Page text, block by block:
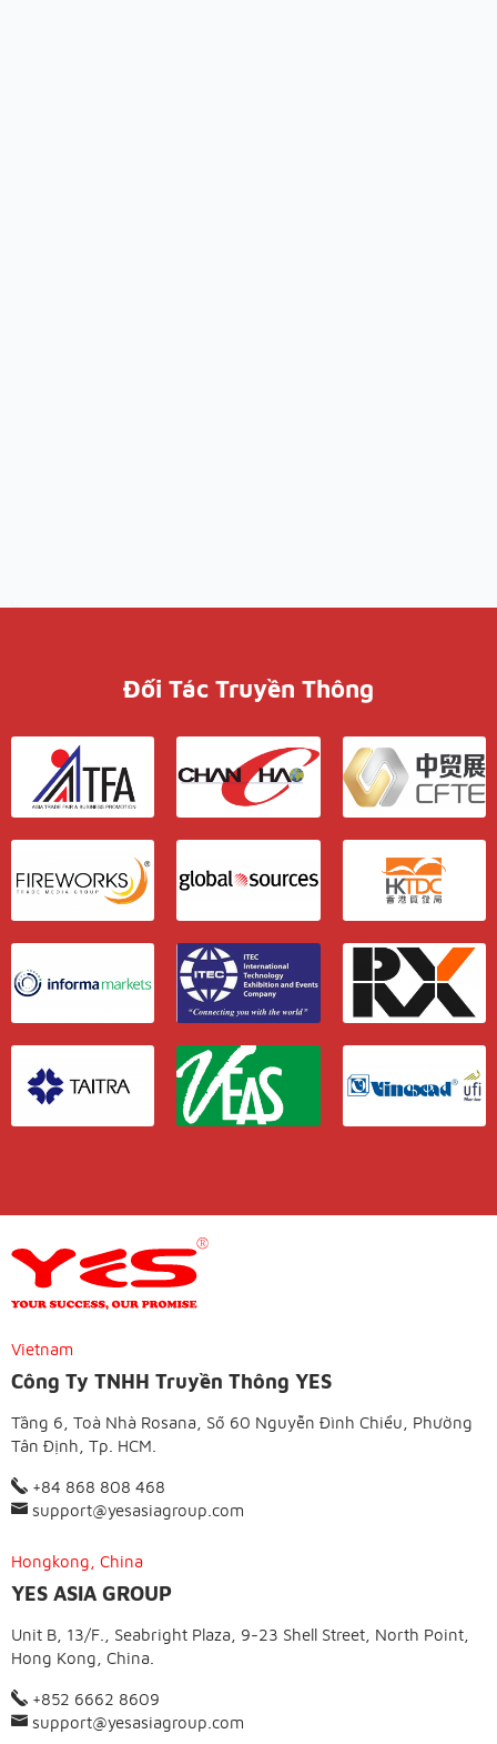
Đối Tác Truyền Thông
Vietnam
Công Ty TNHH Truyền Thông YES
Tầng 6, Toà Nhà Rosana, Số 60 Nguyễn Đình Chiểu, Phường
Tân Định, Tp. HCM.
+84 868 808 468
support@yesasiagroup.com
Hongkong, China
YES ASIA GROUP
Unit B, 13/F., Seabright Plaza, 9-23 Shell Street, North Point,
Hong Kong, China.
+852 6662 8609
support@yesasiagroup.com